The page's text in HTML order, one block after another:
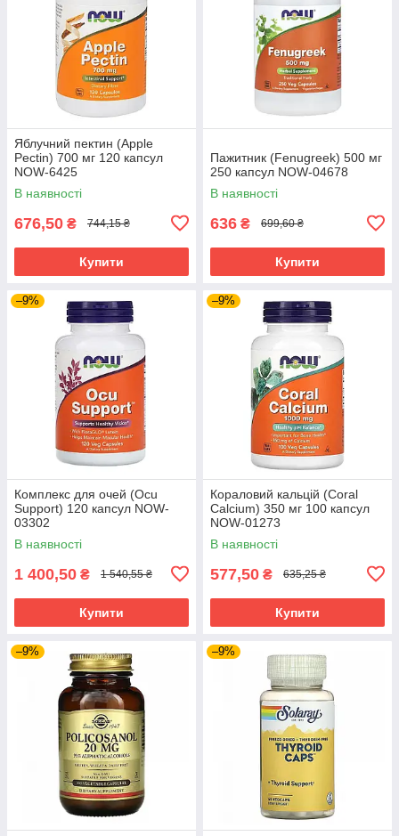
Яблучний пектин (Apple
Pectin) 700 мг 120 капсул
NOW-6425
В наявності
676,50 ₴ 744,15 ₴
Купити
Пажитник (Fenugreek) 500 мг
250 капсул NOW-04678
В наявності
636 ₴ 699,60 ₴
Купити
–9%
Комплекс для очей (Ocu
Support) 120 капсул NOW-
03302
В наявності
1 400,50 ₴ 1 540,55 ₴
Купити
–9%
Кораловий кальцій (Coral
Calcium) 350 мг 100 капсул
NOW-01273
В наявності
577,50 ₴ 635,25 ₴
Купити
–9% –9%